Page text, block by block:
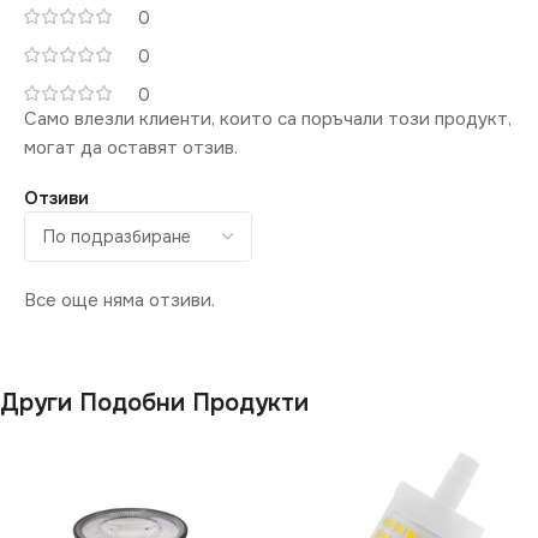
ЦВЕТНА
ТЕМПЕРАТУРА (K)
6500
G45
СВЕТЛИНЕН ПОТОК
806
Не се димира
0
0
0
Отзиви
Все още няма отзиви.
Само влезли клиенти, които са поръчали този продукт,
могат да оставят отзив.
Други Подобни Продукти